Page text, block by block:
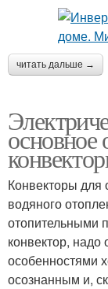
читать дальше →
основное
Конвекторы для
водяного
отопительными
конвектор, надо
особенностями
осознанным и,